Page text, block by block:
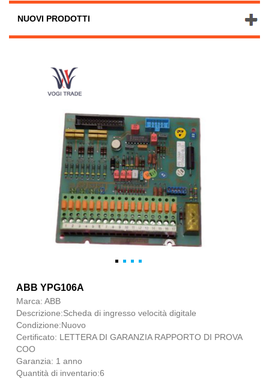
NUOVI PRODOTTI
ABB YPG106A
Marca: ABB
Descrizione:Scheda di ingresso velocità digitale
Condizione:Nuovo
Certificato: LETTERA DI GARANZIA RAPPORTO DI PROVA
COO
Garanzia: 1 anno
Quantità di inventario:6